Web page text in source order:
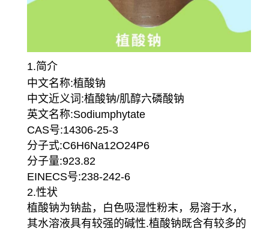
1.简介
中文名称:植酸钠
中文近义词:植酸钠/肌醇六磷酸钠
英文名称:Sodiumphytate
CAS号:14306-25-3
分子式:C6H6Na12O24P6
分子量:923.82
EINECS号:238-242-6
2.性状
植酸钠为钠盐，白色吸湿性粉末，易溶于水，
其水溶液具有较强的碱性.植酸钠既含有较多的